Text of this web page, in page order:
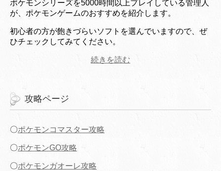
ポケモンシリーズを5000時間以上プレイしている管理人
が、ポケモンゲームのおすすめを紹介します。
初心者の方が飽きづらいソフトを選んでいますので、ぜ
ひチェックしてみてください。
続きを読む
攻略ページ
〇ポケモンコマスター攻略
〇ポケモンGO攻略
〇ポケモンガオーレ攻略